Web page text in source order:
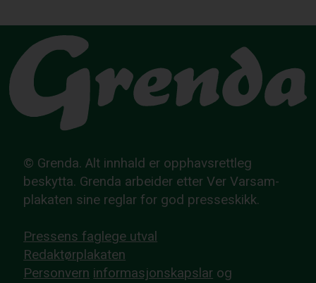
© Grenda. Alt innhald er opphavsrettleg
beskytta. Grenda arbeider etter Ver Varsam-
plakaten sine reglar for god presseskikk.
Pressens faglege utval
Redaktørplakaten
Personvern informasjonskapslar og